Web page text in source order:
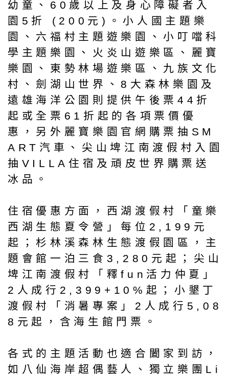
幼童、60歲以上及身心障礙者入
園5折 (200元)。小人國主題樂
園、六福村主題遊樂園、小叮噹科
學主題樂園、火炎山遊樂區、麗寶
樂園、東勢林場遊樂區、九族文化
村、劍湖山世界、8大森林樂園及
遠雄海洋公園則提供午後票44折
起或全票61折起的各項票價優
惠，另外麗寶樂園官網購票抽SM
ART汽車、尖山埤江南渡假村入園
抽VILLA住宿及頑皮世界購票送
冰品。
住宿優惠方面，西湖渡假村「童樂
西湖生態夏令營」每位2,199元
起；杉林溪森林生態渡假園區，主
題會館一泊三食3,280元起；尖山
埤江南渡假村「釋fun活力仲夏」
2人成行2,399+10%起；小墾丁
渡假村「消暑專案」2人成行5,08
8元起，含海生館門票。
各式的主題活動也適合闔家到訪，
如八仙海岸超偶藝人、獨立樂團Li